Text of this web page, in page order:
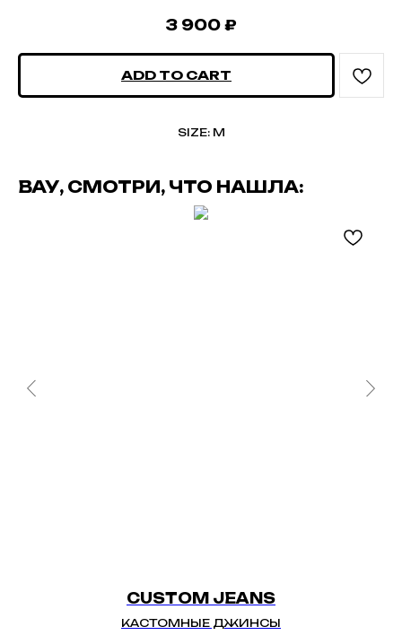
3 900 ₽
ADD TO CART
SIZE: M
ВАУ, СМОТРИ, ЧТО НАШЛА:
CUSTOM JEANS
КАСТОМНЫЕ ДЖИНСЫ